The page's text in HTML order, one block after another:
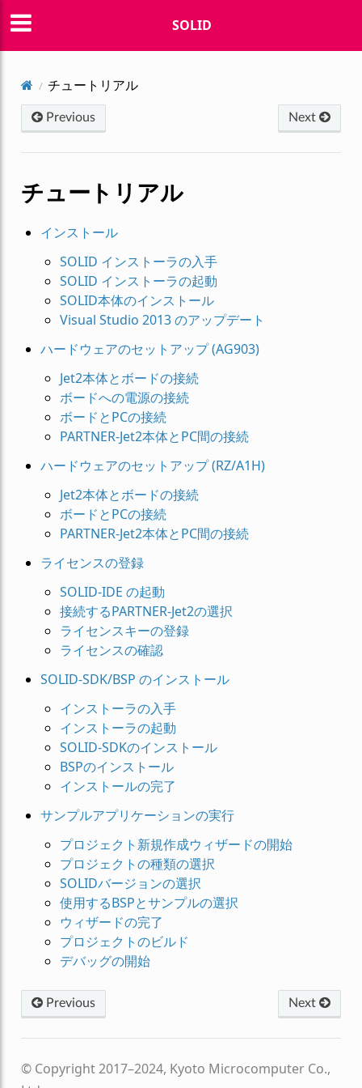
SOLID
チュートリアル
Previous Next
チュートリアル
インストール
SOLID インストーラの入手
SOLID インストーラの起動
SOLID本体のインストール
Visual Studio 2013 のアップデート
ハードウェアのセットアップ (AG903)
Jet2本体とボードの接続
ボードへの電源の接続
ボードとPCの接続
PARTNER-Jet2本体とPC間の接続
ハードウェアのセットアップ (RZ/A1H)
Jet2本体とボードの接続
ボードとPCの接続
PARTNER-Jet2本体とPC間の接続
ライセンスの登録
SOLID-IDE の起動
接続するPARTNER-Jet2の選択
ライセンスキーの登録
ライセンスの確認
SOLID-SDK/BSP のインストール
インストーラの入手
インストーラの起動
SOLID-SDKのインストール
BSPのインストール
インストールの完了
サンプルアプリケーションの実行
プロジェクト新規作成ウィザードの開始
プロジェクトの種類の選択
SOLIDバージョンの選択
使用するBSPとサンプルの選択
ウィザードの完了
プロジェクトのビルド
デバッグの開始
Previous Next
© Copyright 2017–2024, Kyoto Microcomputer Co.,